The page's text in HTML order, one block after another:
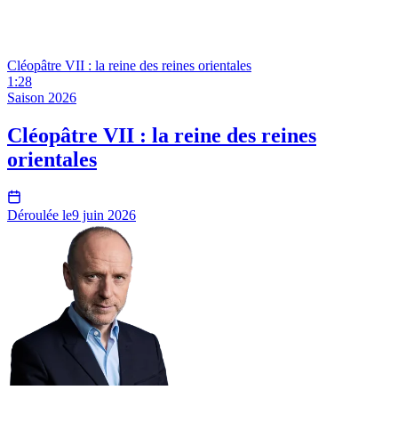
Cléopâtre VII : la reine des reines orientales
1:28
Saison 2026
Cléopâtre VII : la reine des reines
orientales
Déroulée le9 juin 2026